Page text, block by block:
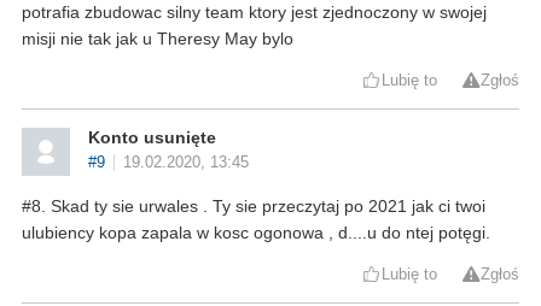
potrafia zbudowac silny team ktory jest zjednoczony w swojej
misji nie tak jak u Theresy May bylo
Lubię to Zgłoś
Konto usunięte
#9 19.02.2020, 13:45
#8. Skad ty sie urwales . Ty sie przeczytaj po 2021 jak ci twoi
ulubiency kopa zapala w kosc ogonowa , d....u do ntej potęgi.
Lubię to Zgłoś